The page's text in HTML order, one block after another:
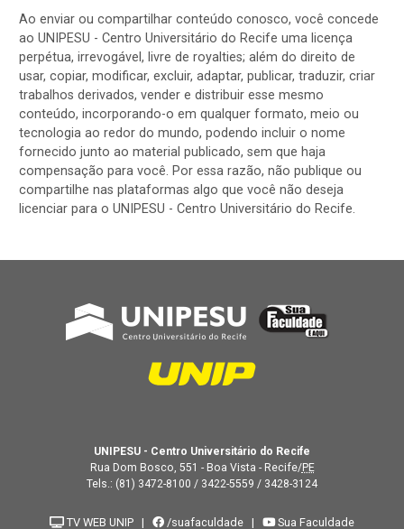
Ao enviar ou compartilhar conteúdo conosco, você concede
ao UNIPESU - Centro Universitário do Recife uma licença
perpétua, irrevogável, livre de royalties; além do direito de
usar, copiar, modificar, excluir, adaptar, publicar, traduzir, criar
trabalhos derivados, vender e distribuir esse mesmo
conteúdo, incorporando-o em qualquer formato, meio ou
tecnologia ao redor do mundo, podendo incluir o nome
fornecido junto ao material publicado, sem que haja
compensação para você. Por essa razão, não publique ou
compartilhe nas plataformas algo que você não deseja
licenciar para o UNIPESU - Centro Universitário do Recife.
UNIPESU - Centro Universitário do Recife
Rua Dom Bosco, 551 - Boa Vista - Recife/PE
Tels.: (81) 3472-8100 / 3422-5559 / 3428-3124
TV WEB UNIP | /suafaculdade | Sua Faculdade